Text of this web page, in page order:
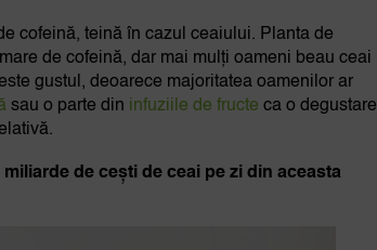
cofeină, teină în cazul ceaiului. Planta de
de cofeină, dar mai mulți oameni beau ceai
gustul, deoarece majoritatea oamenilor ar
sau o parte din infuziile de fructe ca o degustare
de cești de ceai pe zi din aceasta